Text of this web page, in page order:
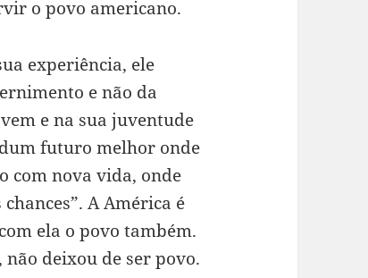
o povo americano.
experiência, ele
e não da
e na sua juventude
futuro melhor onde
com nova vida, onde
A América é
ela o povo também.
deixou de ser povo.